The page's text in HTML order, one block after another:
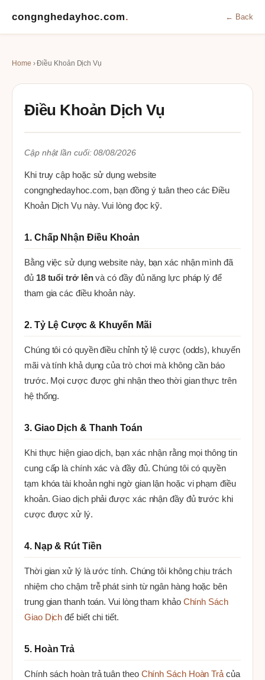
congnghedayhoc.com. ← Back
Home › Điều Khoản Dịch Vụ
Điều Khoản Dịch Vụ
Cập nhật lần cuối: 08/08/2026
Khi truy cập hoặc sử dụng website
congnghedayhoc.com, bạn đồng ý tuân theo các Điều
Khoản Dịch Vụ này. Vui lòng đọc kỹ.
1. Chấp Nhận Điều Khoản
Bằng việc sử dụng website này, bạn xác nhận mình đã
đủ 18 tuổi trở lênvà có đầy đủ năng lực pháp lý để
tham gia các điều khoản này.
2. Tỷ Lệ Cược & Khuyến Mãi
Chúng tôi có quyền điều chỉnh tỷ lệ cược (odds), khuyến
mãi và tính khả dụng của trò chơi mà không cần báo
trước. Mọi cược được ghi nhận theo thời gian thực trên
hệ thống.
3. Giao Dịch & Thanh Toán
Khi thực hiện giao dịch, bạn xác nhận rằng mọi thông tin
cung cấp là chính xác và đầy đủ. Chúng tôi có quyền
tạm khóa tài khoản nghi ngờ gian lận hoặc vi phạm điều
khoản. Giao dịch phải được xác nhận đầy đủ trước khi
cược được xử lý.
4. Nạp & Rút Tiền
Thời gian xử lý là ước tính. Chúng tôi không chịu trách
nhiệm cho chậm trễ phát sinh từ ngân hàng hoặc bên
trung gian thanh toán. Vui lòng tham khảo Chính Sách
Giao Dịch để biết chi tiết.
5. Hoàn Trả
Chính sách hoàn trả tuân theo Chính Sách Hoàn Trả của